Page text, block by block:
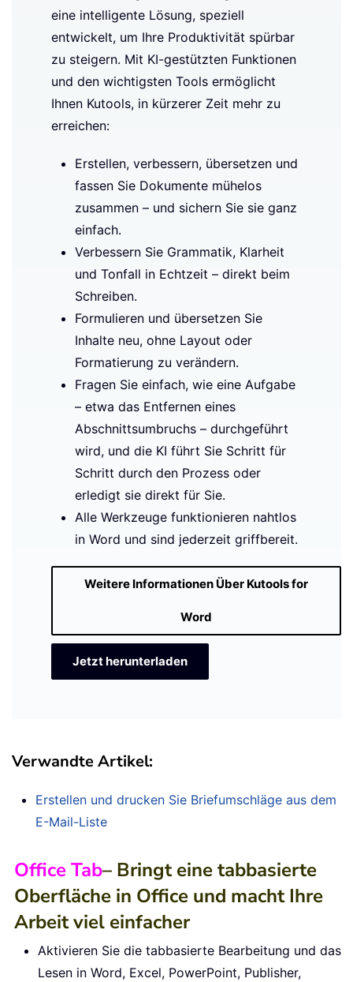
eine intelligente Lösung, speziell
entwickelt, um Ihre Produktivität spürbar
zu steigern. Mit KI-gestützten Funktionen
und den wichtigsten Tools ermöglicht
Ihnen Kutools, in kürzerer Zeit mehr zu
erreichen:
Erstellen, verbessern, übersetzen und
fassen Sie Dokumente mühelos
zusammen – und sichern Sie sie ganz
einfach.
Verbessern Sie Grammatik, Klarheit
und Tonfall in Echtzeit – direkt beim
Schreiben.
Formulieren und übersetzen Sie
Inhalte neu, ohne Layout oder
Formatierung zu verändern.
Fragen Sie einfach, wie eine Aufgabe
– etwa das Entfernen eines
Abschnittsumbruchs – durchgeführt
wird, und die KI führt Sie Schritt für
Schritt durch den Prozess oder
erledigt sie direkt für Sie.
Alle Werkzeuge funktionieren nahtlos
in Word und sind jederzeit griffbereit.
Weitere Informationen Über Kutools for
Word
Jetzt herunterladen
Verwandte Artikel:
Erstellen und drucken Sie Briefumschläge aus dem
E-Mail-Liste
Office Tab– Bringt eine tabbasierte
Oberfläche in Office und macht Ihre
Arbeit viel einfacher
Aktivieren Sie die tabbasierte Bearbeitung und das
Lesen in Word, Excel, PowerPoint, Publisher,